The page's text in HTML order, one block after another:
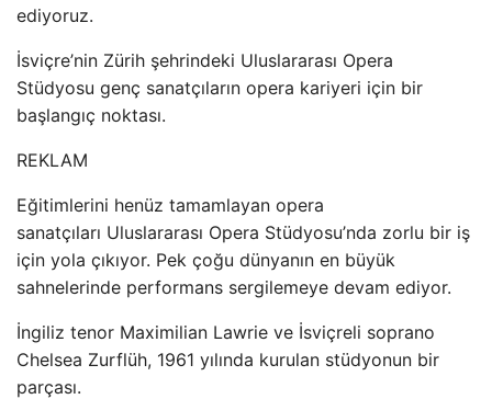
ediyoruz.
İsviçre’nin Zürih şehrindeki Uluslararası Opera
Stüdyosu genç sanatçıların opera kariyeri için bir
başlangıç noktası.
REKLAM
Eğitimlerini henüz tamamlayan opera
sanatçıları Uluslararası Opera Stüdyosu’nda zorlu bir iş
için yola çıkıyor. Pek çoğu dünyanın en büyük
sahnelerinde performans sergilemeye devam ediyor.
İngiliz tenor Maximilian Lawrie ve İsviçreli soprano
Chelsea Zurflüh, 1961 yılında kurulan stüdyonun bir
parçası.